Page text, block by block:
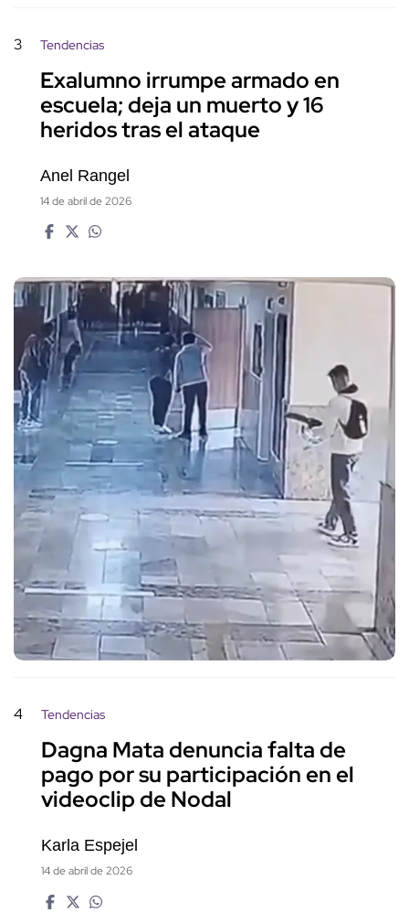
3 Tendencias
Exalumno irrumpe armado en
escuela; deja un muerto y 16
heridos tras el ataque
Anel Rangel
14 de abril de 2026
4 Tendencias
Dagna Mata denuncia falta de
pago por su participación en el
videoclip de Nodal
Karla Espejel
14 de abril de 2026